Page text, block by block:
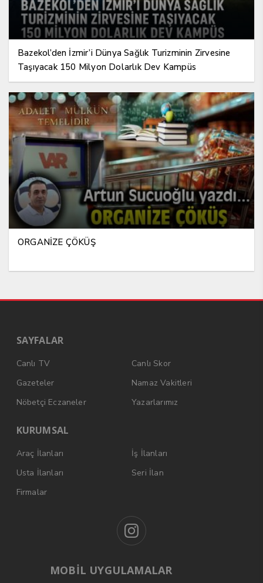
Bazekol’den İzmir’i Dünya Sağlık Turizminin Zirvesine
Taşıyacak 150 Milyon Dolarlık Dev Kampüs
ORGANİZE ÇÖKÜŞ
SAYFALAR
Canlı TV
Canlı Skor
Gazeteler
Namaz Vakitleri
Nöbetçi Eczaneler
Yazarlarımız
KURUMSAL
Araç İlanları
İş İlanları
Usta İlanları
Seri İlan
Firmalar
MOBİL UYGULAMALAR